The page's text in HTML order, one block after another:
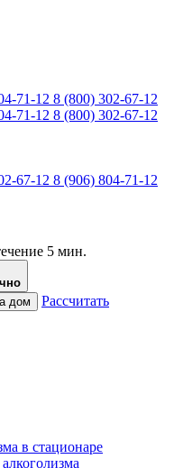
71-12 8 (800) 302-67-12
71-12 8 (800) 302-67-12
67-12 8 (906) 804-71-12
5 мин.
дом
Рассчитать
в стационаре